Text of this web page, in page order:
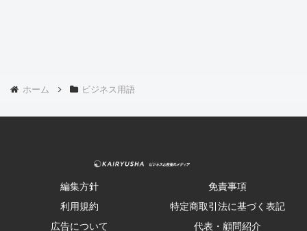
ホーム ビジネス用語
編集方針
免責事項
利用規約
特定商取引法に基づく表記
広告について
代表・顧問紹介